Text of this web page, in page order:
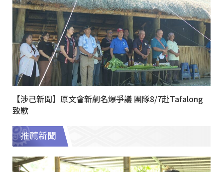
【涉己新聞】原文會新劇名爆爭議 團隊8/7赴Tafalong
致歉
推薦新聞